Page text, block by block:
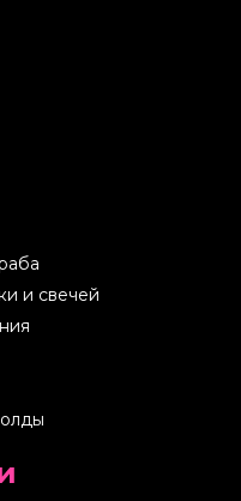
и свечей